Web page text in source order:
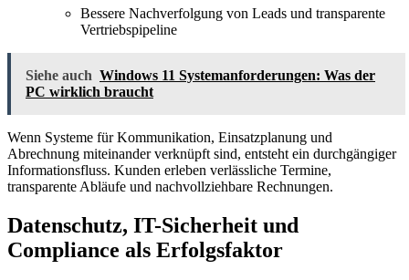
Bessere Nachverfolgung von Leads und transparente
Vertriebspipeline
Siehe auch Windows 11 Systemanforderungen: Was der
PC wirklich braucht
Wenn Systeme für Kommunikation, Einsatzplanung und
Abrechnung miteinander verknüpft sind, entsteht ein durchgängiger
Informationsfluss. Kunden erleben verlässliche Termine,
transparente Abläufe und nachvollziehbare Rechnungen.
Datenschutz, IT-Sicherheit und
Compliance als Erfolgsfaktor